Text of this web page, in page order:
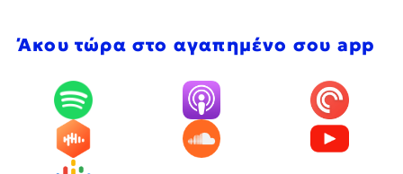
Άκου τώρα στο αγαπημένο σου app